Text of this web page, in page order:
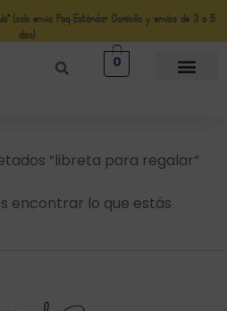
(solo envio Paq Estándar Domicilio y envíos de 3 a 5
días)
0
“libreta para regalar”
encontrar lo que estás